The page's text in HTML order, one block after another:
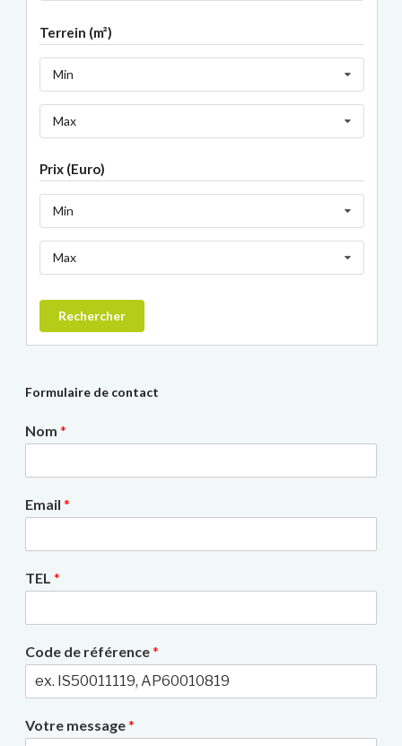
Terrein (m²)
Min
Max
Prix (Euro)
Min
Max
Rechercher
Formulaire de contact
Nom *
Email *
TEL *
Code de référence*
Votre message*